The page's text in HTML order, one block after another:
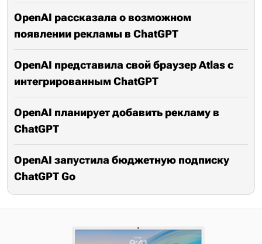
OpenAI рассказала о возможном
появлении рекламы в ChatGPT
OpenAI представила свой браузер Atlas с
интегрированным ChatGPT
OpenAI планирует добавить рекламу в
ChatGPT
OpenAI запустила бюджетную подписку
ChatGPT Go